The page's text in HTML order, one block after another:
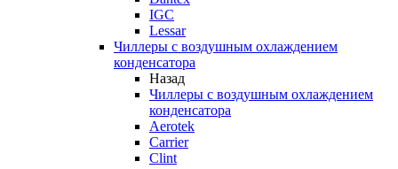
IGC
Lessar
Чиллеры с воздушным охлаждением
конденсатора
Назад
Чиллеры с воздушным охлаждением
конденсатора
Aerotek
Carrier
Clint